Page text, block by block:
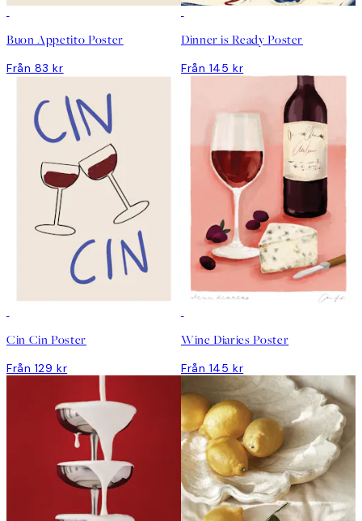
Buon Appetito Poster
Från 83 kr
Dinner is Ready Poster
Från 145 kr
Cin Cin Poster
Från 129 kr
Wine Diaries Poster
Från 145 kr